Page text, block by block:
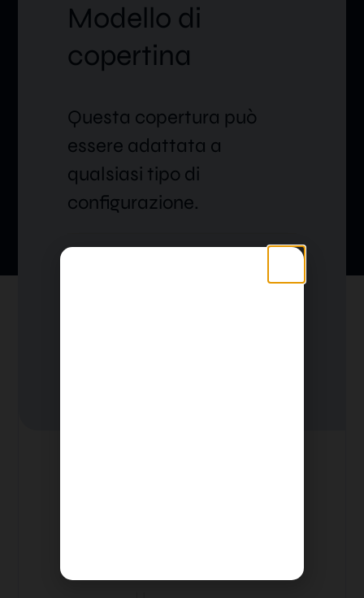
Modello di
copertina
Questa copertura può
essere adattata a
qualsiasi tipo di
configurazione.